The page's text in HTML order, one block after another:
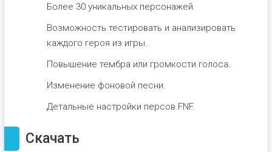
Более 30 уникальных персонажей.
Возможность тестировать и анализировать
каждого героя из игры.
Повышение тембра или громкости голоса.
Изменение фоновой песни.
Детальные настройки персов FNF.
Скачать